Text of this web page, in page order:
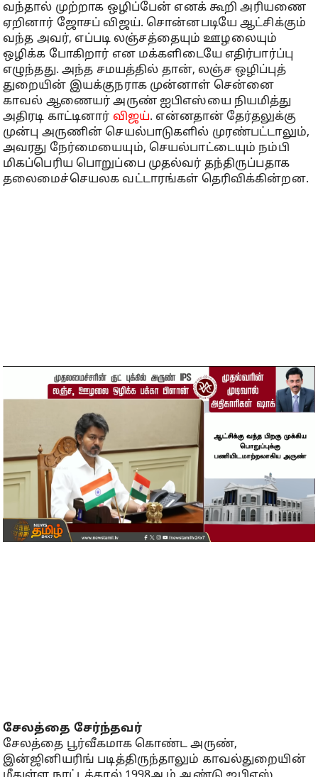
வந்தால் முற்றாக ஒழிப்பேன் எனக் கூறி அரியணை
ஏறினார் ஜோசப் விஜய். சொன்னபடியே ஆட்சிக்கும்
வந்த அவர், எப்படி லஞ்சத்தையும் ஊழலையும்
ஒழிக்க போகிறார் என மக்களிடையே எதிர்பார்ப்பு
எழுந்தது. அந்த சமயத்தில் தான், லஞ்ச ஒழிப்புத்
துறையின் இயக்குநராக முன்னாள் சென்னை
காவல் ஆணையர் அருண் ஐபிஎஸ்யை நியமித்து
அதிரடி காட்டினார் விஜய். என்னதான் தேர்தலுக்கு
முன்பு அருணின் செயல்பாடுகளில் முரண்பட்டாலும்,
அவரது நேர்மையையும், செயல்பாட்டையும் நம்பி
மிகப்பெரிய பொறுப்பை முதல்வர் தந்திருப்பதாக
தலைமைச்செயலக வட்டாரங்கள் தெரிவிக்கின்றன.
சேலத்தை சேர்ந்தவர்
சேலத்தை பூர்வீகமாக கொண்ட அருண்,
இன்ஜினியரிங் படித்திருந்தாலும் காவல்துறையின்